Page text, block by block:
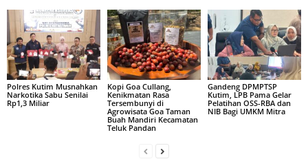
Polres Kutim Musnahkan
Narkotika Sabu Senilai
Rp1,3 Miliar
Kopi Goa Cullang,
Kenikmatan Rasa
Tersembunyi di
Agrowisata Goa Taman
Buah Mandiri Kecamatan
Teluk Pandan
Gandeng DPMPTSP
Kutim, LPB Pama Gelar
Pelatihan OSS-RBA dan
NIB Bagi UMKM Mitra